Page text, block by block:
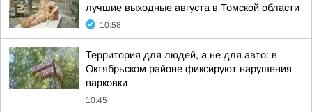
лучшие выходные августа в Томской области
10:58
Территория для людей, а не для авто: в
Октябрьском районе фиксируют нарушения
парковки
10:45